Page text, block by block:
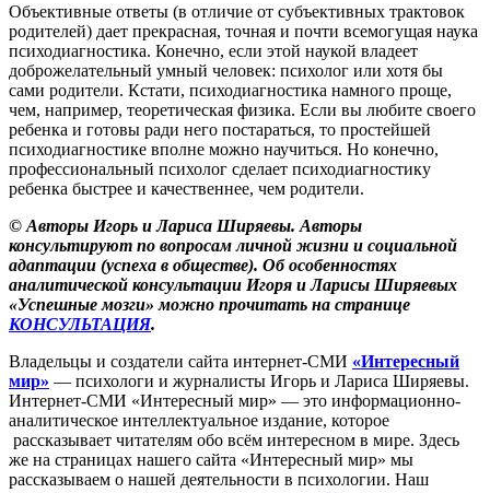
Объективные ответы (в отличие от субъективных трактовок
родителей) дает прекрасная, точная и почти всемогущая наука
психодиагностика. Конечно, если этой наукой владеет
доброжелательный умный человек: психолог или хотя бы
сами родители. Кстати, психодиагностика намного проще,
чем, например, теоретическая физика. Если вы любите своего
ребенка и готовы ради него постараться, то простейшей
психодиагностике вполне можно научиться. Но конечно,
профессиональный психолог сделает психодиагностику
ребенка быстрее и качественнее, чем родители.
© Авторы Игорь и Лариса Ширяевы. Авторы
консультируют по вопросам личной жизни и социальной
адаптации (успеха в обществе). Об особенностях
аналитической консультации Игоря и Ларисы Ширяевых
«Успешные мозги» можно прочитать на странице
КОНСУЛЬТАЦИЯ.
Владельцы и создатели сайта интернет-СМИ «Интересный
мир» — психологи и журналисты Игорь и Лариса Ширяевы.
Интернет-СМИ «Интересный мир» — это информационно-
аналитическое интеллектуальное издание, которое
рассказывает читателям обо всём интересном в мире. Здесь
же на страницах нашего сайта «Интересный мир» мы
рассказываем о нашей деятельности в психологии. Наш